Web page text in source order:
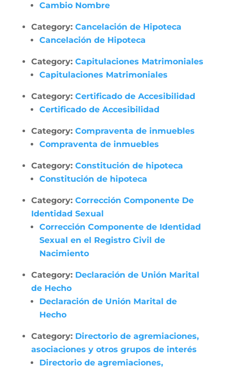
Cambio Nombre
Category: Cancelación de Hipoteca
Cancelación de Hipoteca
Category: Capitulaciones Matrimoniales
Capitulaciones Matrimoniales
Category: Certificado de Accesibilidad
Certificado de Accesibilidad
Category: Compraventa de inmuebles
Compraventa de inmuebles
Category: Constitución de hipoteca
Constitución de hipoteca
Category: Corrección Componente De
Identidad Sexual
Corrección Componente de Identidad
Sexual en el Registro Civil de
Nacimiento
Category: Declaración de Unión Marital
de Hecho
Declaración de Unión Marital de
Hecho
Category: Directorio de agremiaciones,
asociaciones y otros grupos de interés
Directorio de agremiaciones,